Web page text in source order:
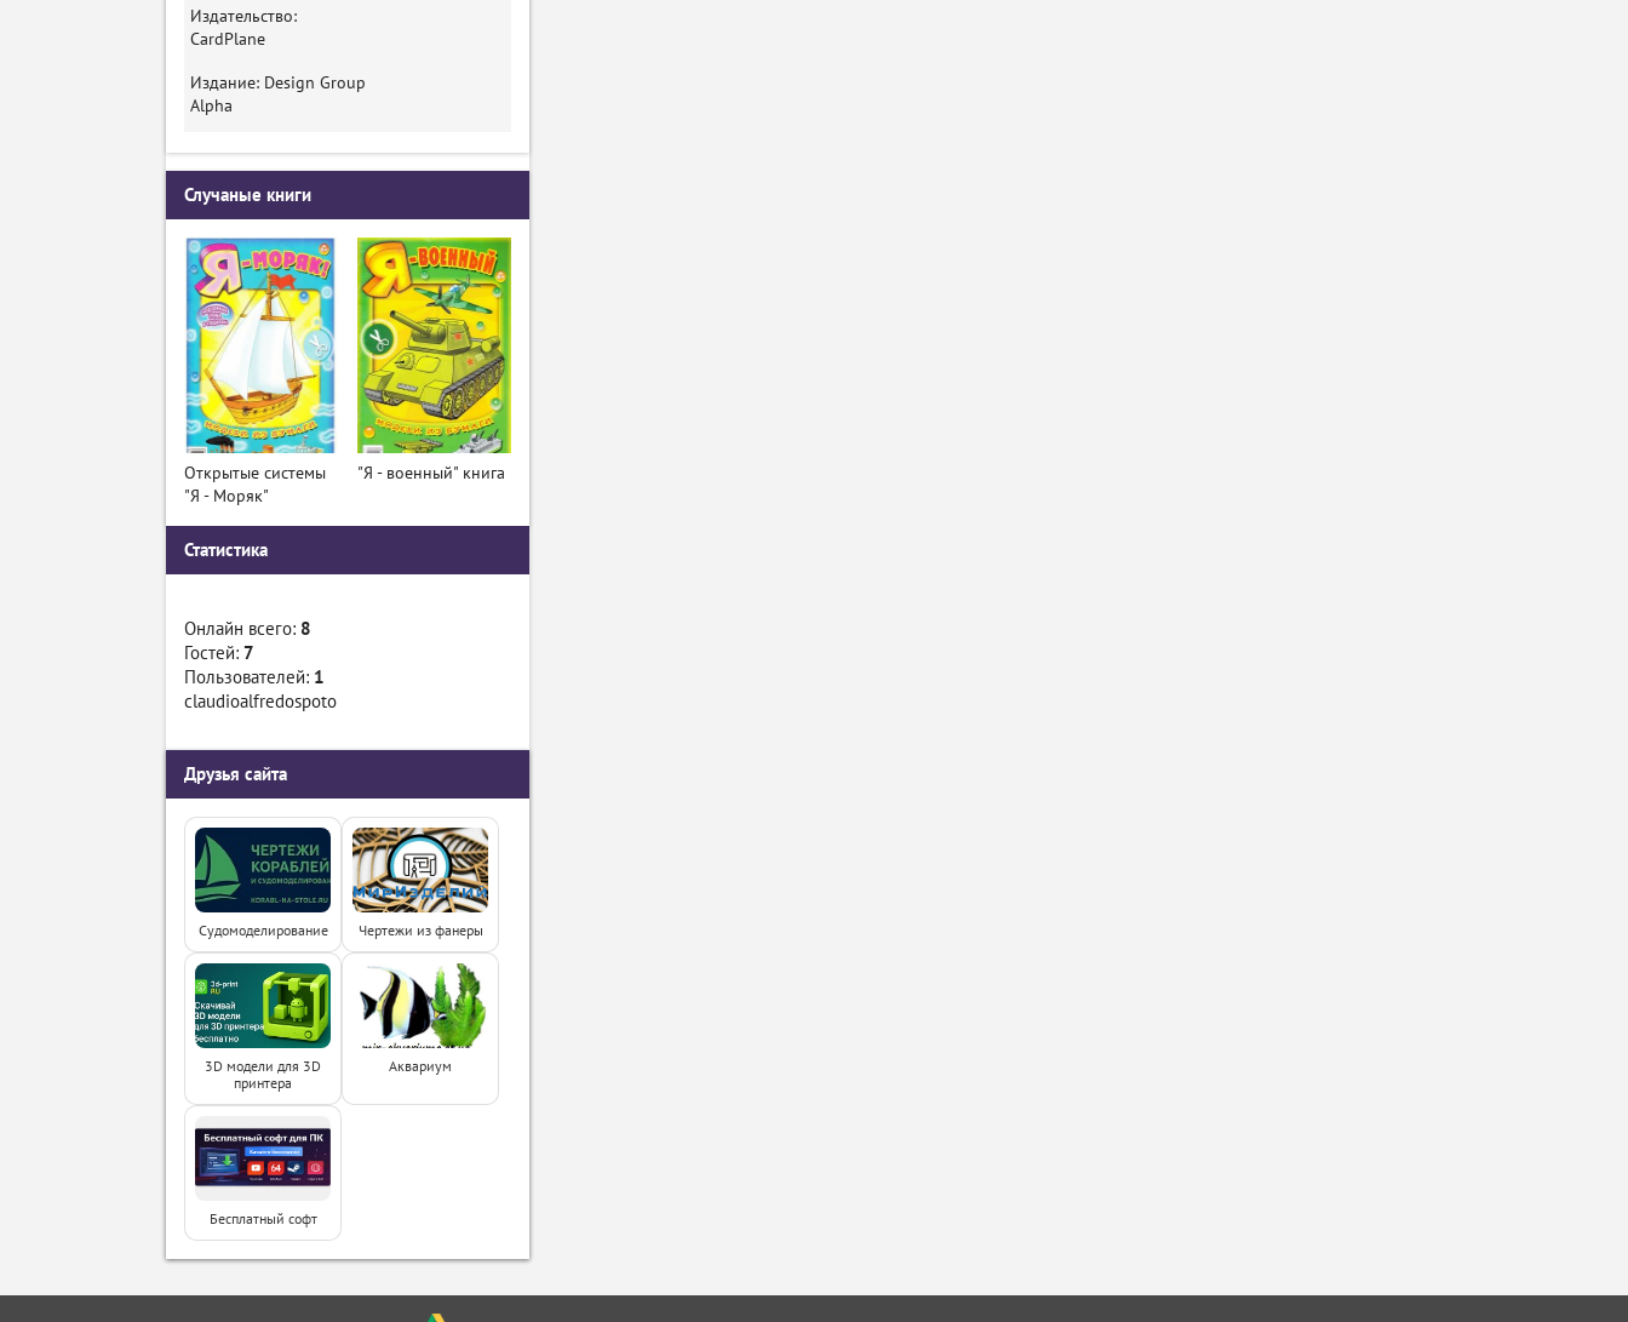
Издательство:
CardPlane
Издание: Design Group
Alpha
Случаные книги
Открытые системы
"Я - Моряк"
"Я - военный" книга
Статистика
Онлайн всего: 8
Гостей: 7
Пользователей: 1
claudioalfredospoto
Друзья сайта
Судомоделирование Чертежи из фанеры
3D модели для 3D
принтера
Аквариум
Бесплатный софт